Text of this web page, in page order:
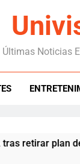
Últimas Noticias
plan de